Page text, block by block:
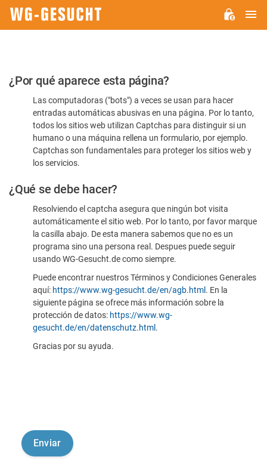
Por
favor,
confirme
humano
¿Por qué aparece esta página?
Las computadoras ("bots") a veces se usan para hacer
entradas automáticas abusivas en una página. Por lo tanto,
todos los sitios web utilizan Captchas para distinguir si un
humano o una máquina rellena un formulario, por ejemplo.
Captchas son fundamentales para proteger los sitios web y
los servicios.
¿Qué se debe hacer?
Resolviendo el captcha asegura que ningún bot visita
automáticamente el sitio web. Por lo tanto, por favor marque
la casilla abajo. De esta manera sabemos que no es un
programa sino una persona real. Despues puede seguir
usando WG-Gesucht.de como siempre.
Puede encontrar nuestros Términos y Condiciones Generales
aquí: https://www.wg-gesucht.de/en/agb.html . En la
siguiente página se ofrece más información sobre la
protección de datos: https://www.wg-
gesucht.de/en/datenschutz.html .
Gracias por su ayuda.